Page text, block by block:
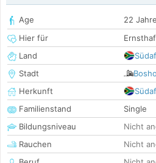
Age
22
Hier für
Land
Stadt
Herkunft
Familienstand
Single
Bildungsniveau
Nicht
Rauchen
Nicht